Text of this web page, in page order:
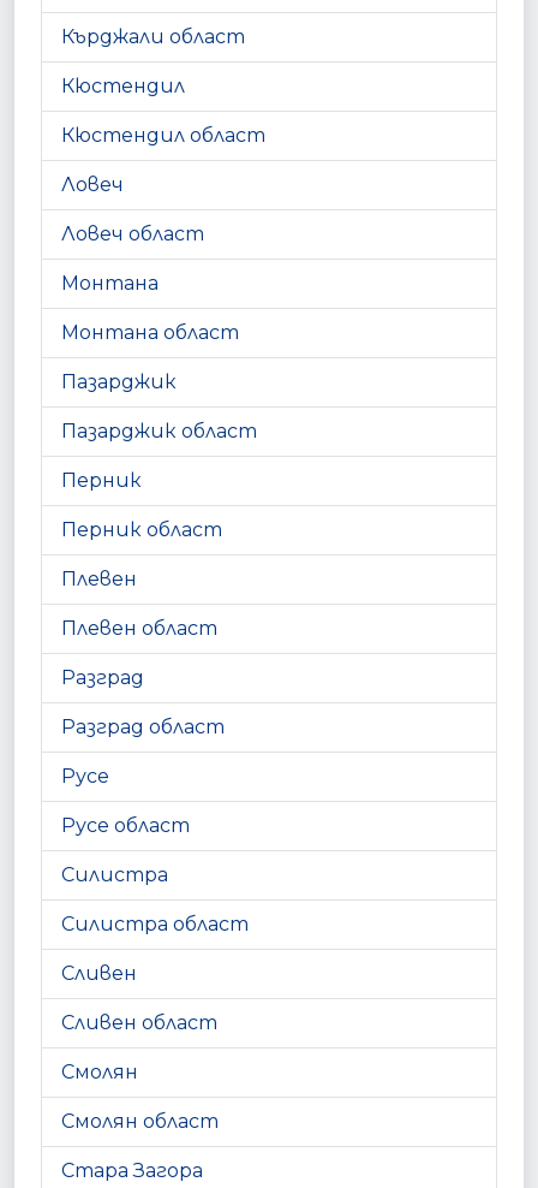
Кърджали област
Кюстендил
Кюстендил област
Ловеч
Ловеч област
Монтана
Монтана област
Пазарджик
Пазарджик област
Перник
Перник област
Плевен
Плевен област
Разград
Разград област
Русе
Русе област
Силистра
Силистра област
Сливен
Сливен област
Смолян
Смолян област
Стара Загора